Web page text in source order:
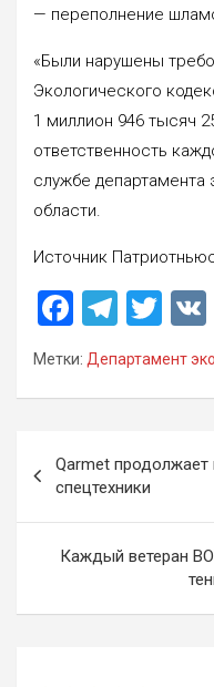
— переполнение
«Были нарушены
Экологического
1 миллион 946 тысяч
ответственность
службе департамента
области.
Источник
F
a
ce
o
o
k
T
e
a
m
T
tt
Метки: Департамент
по
записям
Qarmet
спецтехники
Каждый ветеран